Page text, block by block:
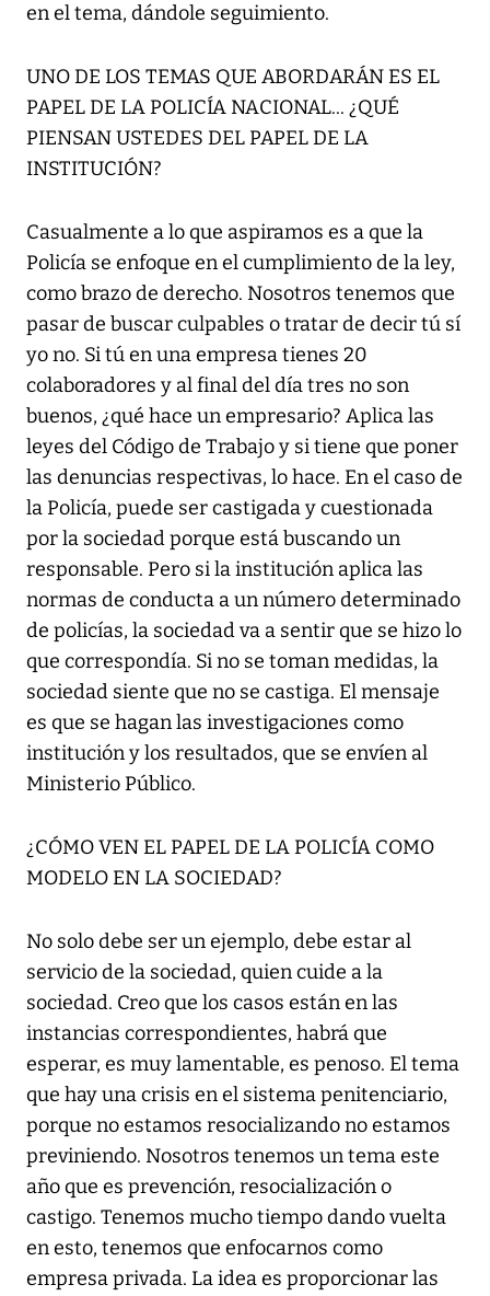
en el tema, dándole seguimiento.
UNO DE LOS TEMAS QUE ABORDARÁN ES EL
PAPEL DE LA POLICÍA NACIONAL... ¿QUÉ
PIENSAN USTEDES DEL PAPEL DE LA
INSTITUCIÓN?
Casualmente a lo que aspiramos es a que la
Policía se enfoque en el cumplimiento de la ley,
como brazo de derecho. Nosotros tenemos que
pasar de buscar culpables o tratar de decir tú sí
yo no. Si tú en una empresa tienes 20
colaboradores y al final del día tres no son
buenos, ¿qué hace un empresario? Aplica las
leyes del Código de Trabajo y si tiene que poner
las denuncias respectivas, lo hace. En el caso de
la Policía, puede ser castigada y cuestionada
por la sociedad porque está buscando un
responsable. Pero si la institución aplica las
normas de conducta a un número determinado
de policías, la sociedad va a sentir que se hizo lo
que correspondía. Si no se toman medidas, la
sociedad siente que no se castiga. El mensaje
es que se hagan las investigaciones como
institución y los resultados, que se envíen al
Ministerio Público.
¿CÓMO VEN EL PAPEL DE LA POLICÍA COMO
MODELO EN LA SOCIEDAD?
No solo debe ser un ejemplo, debe estar al
servicio de la sociedad, quien cuide a la
sociedad. Creo que los casos están en las
instancias correspondientes, habrá que
esperar, es muy lamentable, es penoso. El tema
que hay una crisis en el sistema penitenciario,
porque no estamos resocializando no estamos
previniendo. Nosotros tenemos un tema este
año que es prevención, resocialización o
castigo. Tenemos mucho tiempo dando vuelta
en esto, tenemos que enfocarnos como
empresa privada. La idea es proporcionar las